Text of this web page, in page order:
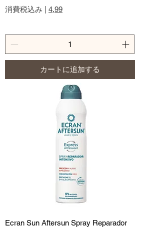
消費税込み 4,99
カートに追加する
Ecran Sun Aftersun Spray Reparador